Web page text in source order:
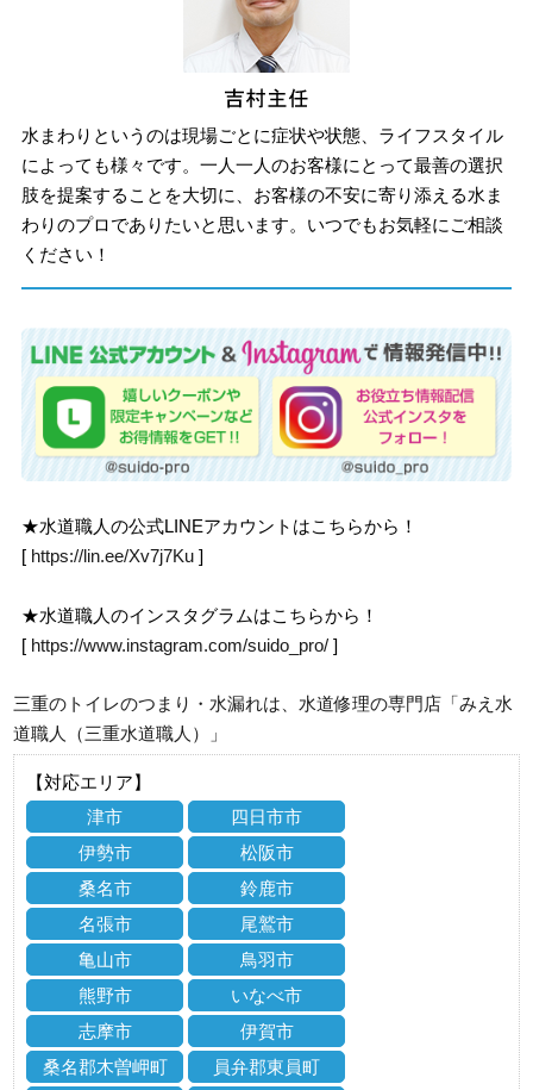
水まわりというのは現場ごとに症状や状態、ライフスタイル
によっても様々です。一人一人のお客様にとって最善の選択
肢を提案することを大切に、お客様の不安に寄り添える水ま
わりのプロでありたいと思います。いつでもお気軽にご相談
ください！
★水道職人の公式LINEアカウントはこちらから！
[ https://lin.ee/Xv7j7Ku ]
★水道職人のインスタグラムはこちらから！
[ https://www.instagram.com/suido_pro/ ]
三重のトイレのつまり・水漏れは、水道修理の専門店「みえ水
道職人（三重水道職人）」
【対応エリア】
津市
四日市市
伊勢市
松阪市
桑名市
鈴鹿市
名張市
尾鷲市
亀山市
鳥羽市
熊野市
いなべ市
志摩市
伊賀市
桑名郡木曽岬町
員弁郡東員町